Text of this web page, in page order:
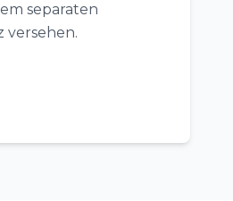
separaten
versehen.